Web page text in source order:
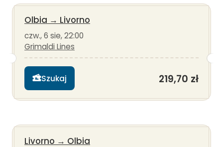
Olbia → Livorno
czw., 6 sie, 22:00
Grimaldi Lines
Szukaj 219,70 zł
Livorno → Olbia